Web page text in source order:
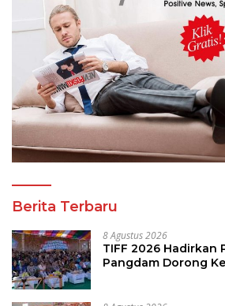
Berita Terbaru
8 Agustus 2026
TIFF 2026 Hadirkan
Pangdam Dorong